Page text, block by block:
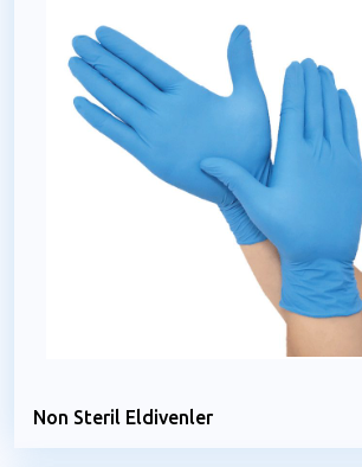
Non Steril Eldivenler